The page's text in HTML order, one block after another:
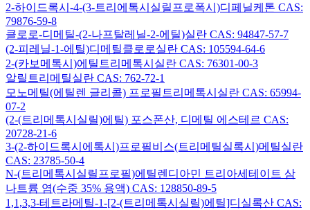
2-하이드록시-4-(3-트리에톡시실릴프로폭시)디페닐케톤 CAS:
79876-59-8
클로로-디메틸-(2-나프탈레닐-2-에틸)실란 CAS: 94847-57-7
(2-피레닐-1-에틸)디메틸클로로실란 CAS: 105594-64-6
2-(카보메톡시)에틸트리메톡시실란 CAS: 76301-00-3
알릴트리메틸실란 CAS: 762-72-1
모노메틸(에틸렌 글리콜) 프로필트리메톡시실란 CAS: 65994-
07-2
(2-(트리메톡시실릴)에틸) 포스폰산, 디메틸 에스테르 CAS:
20728-21-6
3-(2-하이드록시에톡시)프로필비스(트리메틸실록시)메틸실란
CAS: 23785-50-4
N-(트리메톡시실릴프로필)에틸렌디아민 트리아세테이트 삼
나트륨 염(수중 35% 용액) CAS: 128850-89-5
1,1,3,3-테트라메틸-1-[2-(트리메톡시실릴)에틸]디실록산 CAS: